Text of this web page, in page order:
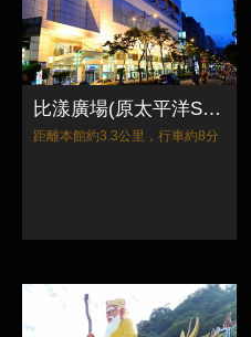
比漾廣場(原太平洋SOGO百貨)
距離本館約3.3公里，行車約8分